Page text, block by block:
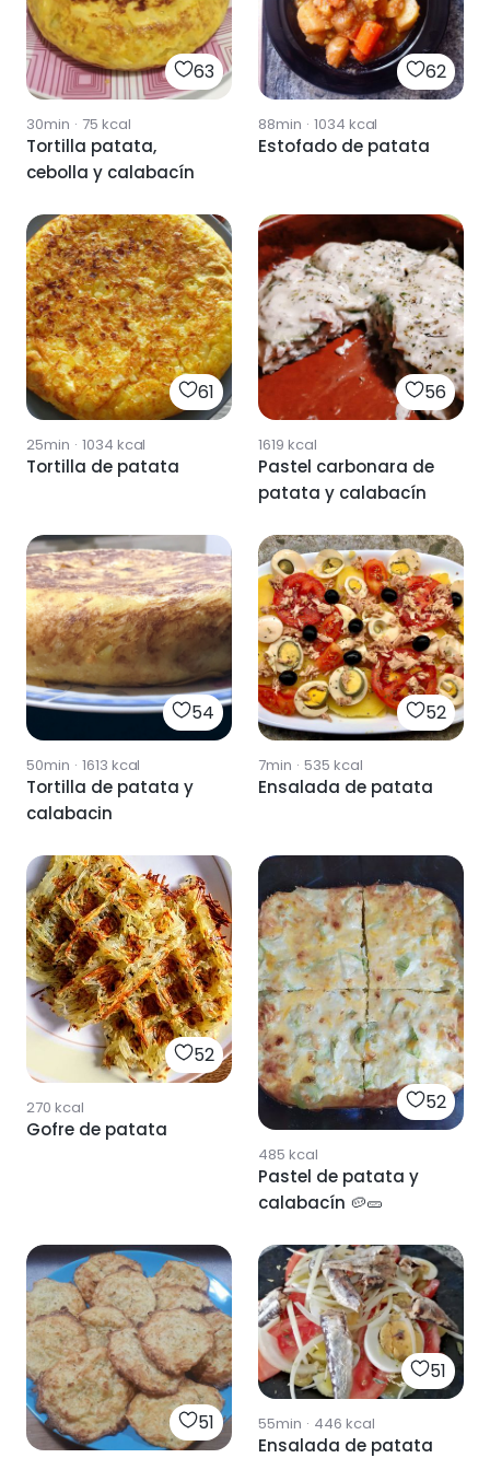
63
30min · 75 kcal
Tortilla patata,
cebolla y calabacín
62
88min · 1034 kcal
Estofado de patata
61
25min · 1034 kcal
Tortilla de patata
56
1619 kcal
Pastel carbonara de
patata y calabacín
54
50min · 1613 kcal
Tortilla de patata y
calabacin
52
7min · 535 kcal
Ensalada de patata
52
270 kcal
Gofre de patata
52
485 kcal
Pastel de patata y
calabacín 🥔🥒
51
51
55min · 446 kcal
Ensalada de patata